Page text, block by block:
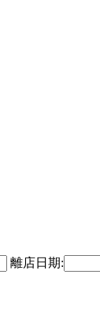
離店日期: